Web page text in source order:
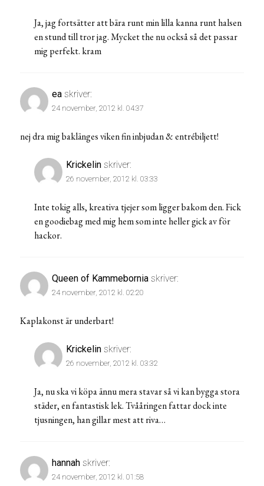
Ja, jag fortsätter att bära runt min lilla kanna runt halsen
en stund till tror jag. Mycket the nu också så det passar
mig perfekt. kram
ea skriver:
24 november, 2012 kl. 04:37
nej dra mig baklänges viken fin inbjudan & entrébiljett!
Krickelin skriver:
26 november, 2012 kl. 03:33
Inte tokig alls, kreativa tjejer som ligger bakom den. Fick
en goodiebag med mig hem som inte heller gick av för
hackor.
Queen of Kammebornia skriver:
24 november, 2012 kl. 02:20
Kaplakonst är underbart!
Krickelin skriver:
26 november, 2012 kl. 03:32
Ja, nu ska vi köpa ännu mera stavar så vi kan bygga stora
städer, en fantastisk lek. Tvååringen fattar dock inte
tjusningen, han gillar mest att riva…
hannah skriver:
24 november, 2012 kl. 01:58